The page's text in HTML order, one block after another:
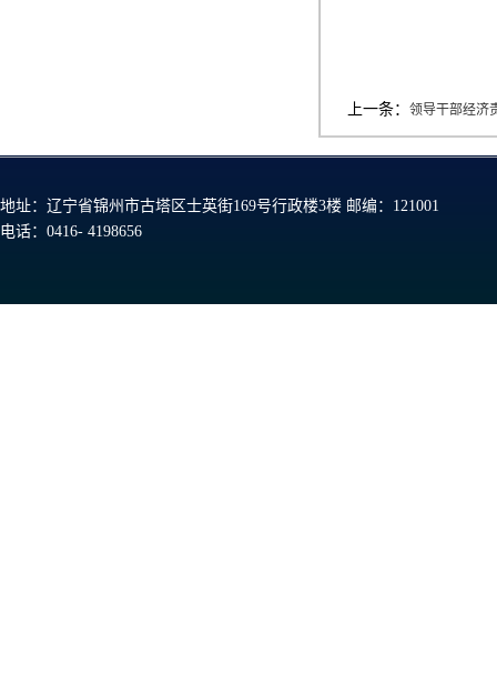
上一条： 领导干部经济
地址：辽宁省锦州市古塔区士英街169号行政楼3楼 邮编：121001
电话：0416- 4198656